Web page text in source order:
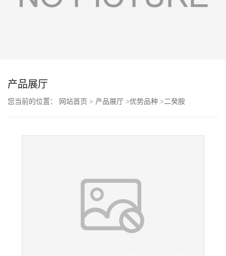
动
产品展厅
您当前的位置： 网站首页 > 产品展厅 >优势品种 >二癸胺